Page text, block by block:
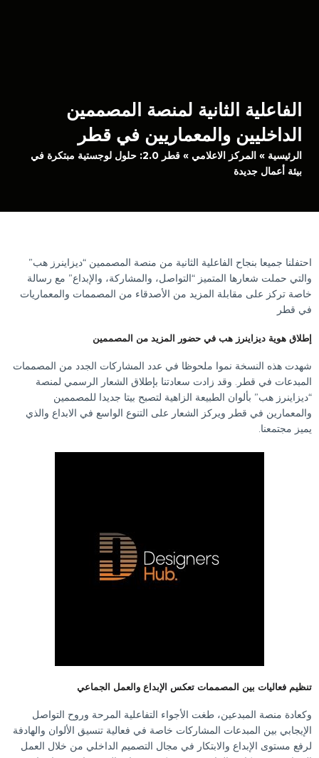
الفاعلية الثانية لمنصة المصممين
الداخليين والمعماريين في قطر
الرئيسية » المركز الاعلامي »
قطر 2.0: حلول لوجستية مبتكرة في
بيئة أعمال جديدة
احتفلنا جميعا بنجاح الفاعلية الثانية من منصة المصممين “ديزاينرز هب”
والتي حملت شعارها المتميز “التواصل، والمشاركة، والإبداع” مع رسالة
خاصة تركز على مقابلة المزيد من الأصدقاء من المصممات والمعماريات
في قطر
إطلاق هوية ديزاينرز هب في حضور المزيد من المصممين
شهدت هذه النسخة نموا ملحوظا في عدد المشاركات الجدد من المصممات
المبدعات في قطر. وقد زادت سعادتنا بإطلاق الشعار الرسمي لمنصة
“ديزاينرز هب” بألوان الطبيعة الزاهية لتصبح بيتا جديدا للمصممين
والمعمارين في قطر ويركز الشعار على التنوع الواسع في الابداع والذي
يميز مجتمعنا.
تنظيم فعاليات بين المصممات تعكس الإبداع والعمل الجماعي
وكعادة منصة المبدعين، طغت الأجواء التفاعلية المرحة وروح التواصل
الإيجابي بين المبدعات المشاركات خاصة في فعالية تنسيق الألوان والهادفة
لرفع مستوى الإبداع والابتكار في مجال التصميم الداخلي من خلال العمل